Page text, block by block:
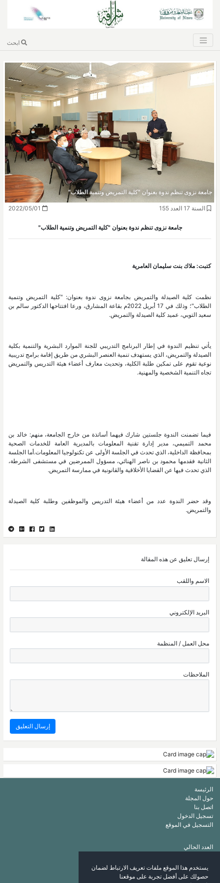
يستخدم هذا الموقع ملفات تعريف الارتباط لضمان
حصولك على أفضل تجربة على موقعنا
ابحث
جامعة نزوى تنظم ندوة بعنوان "كلية التمريض وتنمية الطلاب"
السنة 17 العدد 155
جامعة نزوى تنظم ندوة بعنوان "كلية التمريض وتنمية الطلاب"
كتبت: ملاك بنت سليمان العامرية
نظمت كلية الصيدلة والتمريض بجامعة نزوى ندوة بعنوان: "كلية التمريض وتنمية
الطلاب"؛ وذلك في 17 أبريل 2022م بقاعة المشارق، ورعا افتتاحها الدكتور سالم بن
سعيد التوبي، عميد كلية الصيدلة والتمريض.
يأتي تنظيم الندوة في إطار البرنامج التدريبي للجنة الموارد البشرية والتنمية بكلية
الصيدلة والتمريض، الذي يستهدف تنمية العنصر البشري من طريق إقامة برامج تدريبية
نوعية تقوم على تمكين طلبة الكلية، وتحديث معارف أعضاء هيئة التدريس والتمريض
تجاه التنمية الشخصية والمهنية.
فيما تضمنت الندوة جلستين شارك فيهما أساتذة من خارج الجامعة، منهم: خالد بن
محمد التميمي، مدير إدارة تقنية المعلومات بالمديرية العامة للخدمات الصحية
بمحافظة الداخلية، الذي تحدث في الجلسة الأولى عن تكنولوجيا المعلومات.أما الجلسة
الثانية فقدمها محمود بن ناصر الهنائي، مسؤول الممرضين في مستشفى الشرطة،
الذي تحدث فيها عن القضايا الأخلاقية والقانونية في ممارسة التمريض.
وقد حضر الندوة عدد من أعضاء هيئة التدريس والموظفين وطلبة كلية الصيدلة
والتمريض.
إرسال تعليق عن هذه المقالة
الاسم واللقب
البريد الإلكتروني
محل العمل / المنظمة
الملاحظات
الرئيسة
حول المجلة
اتصل بنا
تسجيل الدخول
التسجيل في الموقع
العدد الحالي
قائمة الكلمات الرئيسة
قائمة المؤلفين